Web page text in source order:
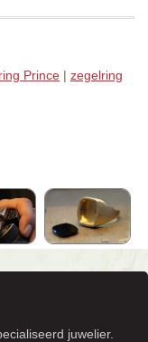
Prince | zegelring
juwelier.